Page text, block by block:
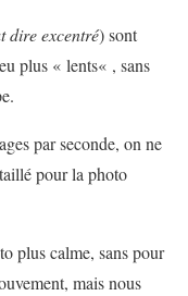
dire excentré) sont
plus « lents« , sans
par seconde, on ne
pour la photo
plus calme, sans pour
mais nous